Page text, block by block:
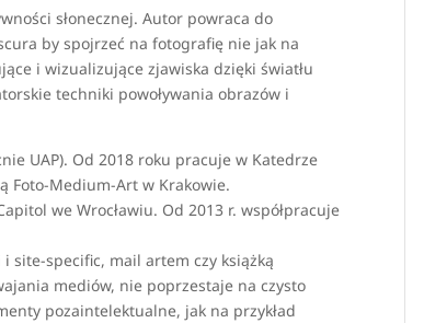
słonecznej. Autor powraca do
by spojrzeć na fotografię nie jak na
i wizualizujące zjawiska dzięki światłu
techniki powoływania obrazów i
UAP). Od 2018 roku pracuje w Katedrze
Foto-Medium-Art w Krakowie.
we Wrocławiu. Od 2013 r. współpracuje
site-specific, mail artem czy książką
mediów, nie poprzestaje na czysto
pozaintelektualne, jak na przykład